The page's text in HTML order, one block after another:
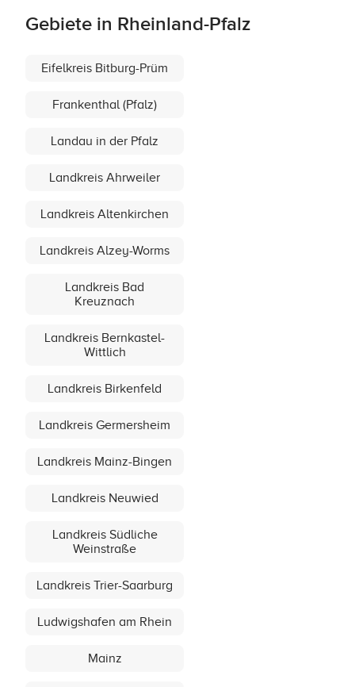
Gebiete in Rheinland-Pfalz
Eifelkreis Bitburg-Prüm
Frankenthal (Pfalz)
Landau in der Pfalz
Landkreis Ahrweiler
Landkreis Altenkirchen
Landkreis Alzey-Worms
Landkreis Bad
Kreuznach
Landkreis Bernkastel-
Wittlich
Landkreis Birkenfeld
Landkreis Germersheim
Landkreis Mainz-Bingen
Landkreis Neuwied
Landkreis Südliche
Weinstraße
Landkreis Trier-Saarburg
Ludwigshafen am Rhein
Mainz